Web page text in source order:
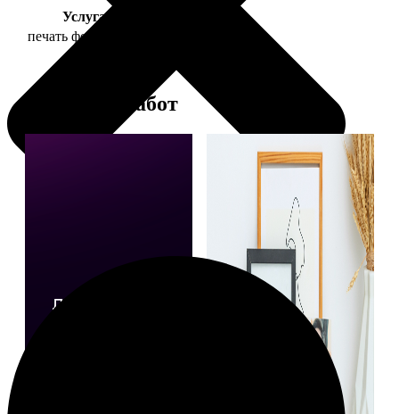
Услуга
печать фото 15х20
Примеры работ